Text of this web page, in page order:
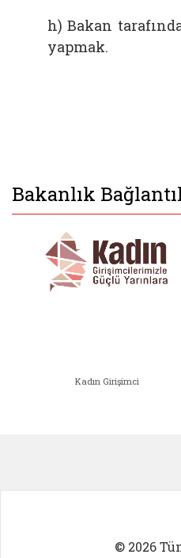
h) Bakan
yapmak.
Bakanlık
Kadın Girişimci
© 2026